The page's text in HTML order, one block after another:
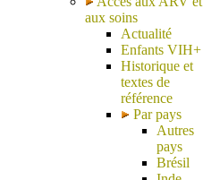
aux soins
Actualité
Enfants VIH+
Historique et
textes de
référence
Par pays
Autres
pays
Brésil